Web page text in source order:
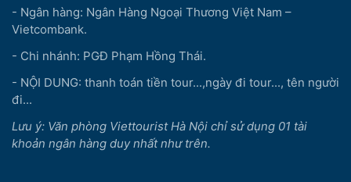
- Ngân hàng: Ngân Hàng Ngoại Thương Việt Nam –
Vietcombank.
- Chi nhánh: PGĐ Phạm Hồng Thái.
- NỘI DUNG: thanh toán tiền tour...,ngày đi tour..., tên người
đi...
Lưu ý: Văn phòng Viettourist Hà Nội chỉ sử dụng 01 tài
khoản ngân hàng duy nhất như trên.